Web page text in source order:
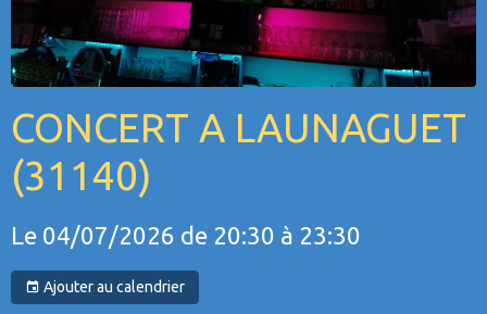
CONCERT A LAUNAGUET
(31140)
Le 04/07/2026 de 20:30 à 23:30
Ajouter au calendrier